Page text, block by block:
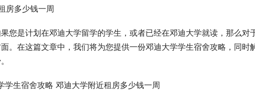
房多少钱一周
您是计划在邓迪大学留学的学生，或者已经在邓迪大学就读，那么对
。在这篇文章中，我们将为您提供一份邓迪大学学生宿舍攻略，同时